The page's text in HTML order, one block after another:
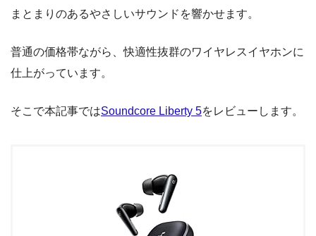
まとまりのあるやさしいサウンドを響かせます。
普通の価格帯ながら、快適性抜群のワイヤレスイヤホンに
仕上がっています。
そこで本記事ではSoundcore Liberty 5をレビューします。